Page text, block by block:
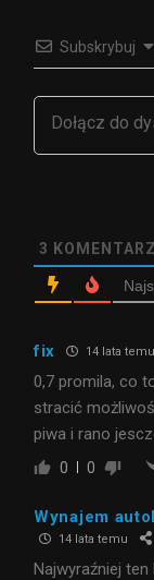
Subskrybuj
3
fix 14 lata temu
0,7 promila, co
stracić
piwa i rano
0 0
Wynajem
14 lata temu
Najwyraźniej